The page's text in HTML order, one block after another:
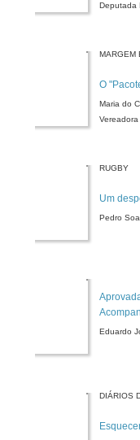
Deputada
MARGEM
O
Maria do
RUGBY
Um
Pedro
Eduardo
DIÁRIOS